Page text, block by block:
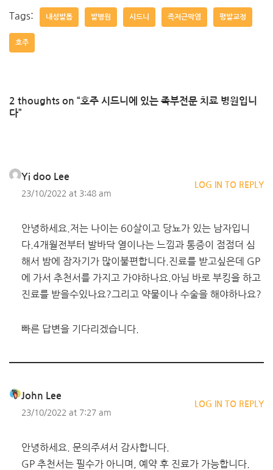
Tags: 내성발톱 발병원 시드니 족저근막염 평발교정
호주
2 thoughts on “호주 시드니에 있는 족부전문 치료 병원입니
다”
Yi doo Lee
23/10/2022 at 3:48 am
LOG IN TO REPLY
안녕하세요.저는 나이는 60살이고 당뇨가 있는 남자입니
다.4개월전부터 발바닥 열이나는 느낌과 통증이 점점더 심
해서 밤에 잠자기가 많이불편합니다.진료를 받고싶은데 GP
에 가서 추천서를 가지고 가야하나요.아님 바로 부킹을 하고
진료를 받을수있나요?그리고 약물이나 수술을 해야하나요?
빠른 답변을 기다리겠습니다.
John Lee
23/10/2022 at 7:27 am
LOG IN TO REPLY
안녕하세요. 문의주셔서 감사합니다.
GP 추천서는 필수가 아니며, 예약 후 진료가 가능합니다.